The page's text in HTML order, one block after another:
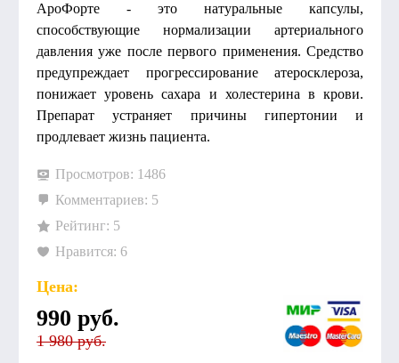
АроФорте - это натуральные капсулы,
способствующие нормализации артериального
давления уже после первого применения. Средство
предупреждает прогрессирование атеросклероза,
понижает уровень сахара и холестерина в крови.
Препарат устраняет причины гипертонии и
продлевает жизнь пациента.
Просмотров: 1486
Комментариев: 5
Рейтинг: 5
Нравится: 6
Цена:
990 руб.
1 980 руб.